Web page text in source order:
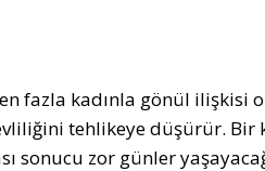
fazla kadınla gönül ilişkisi
tehlikeye düşürür. Bir
sonucu zor günler